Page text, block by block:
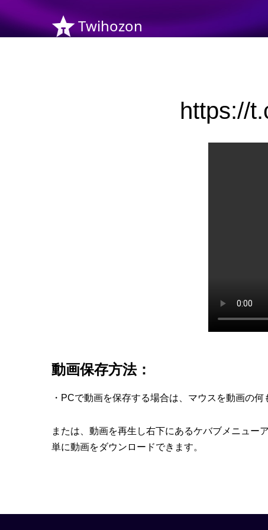
Twihozon
https://
動画保存方法：
・PCで動画を保存する場合は、マウスを動画の
または、動画を再生し右下にあるケバブメニュー
単に動画をダウンロードできます。